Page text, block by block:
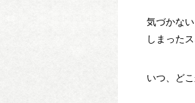
気づかな
しまった
いつ、ど